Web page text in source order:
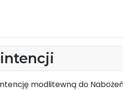
modlitewną do